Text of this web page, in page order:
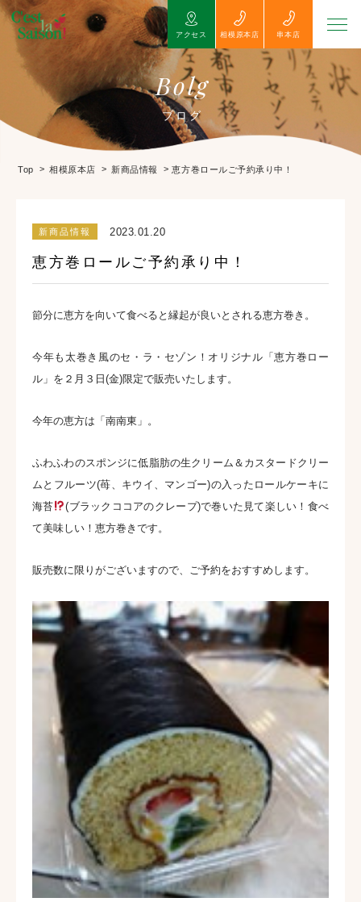
アクセス 相模原本店 串本店
Bolg
ブログ
Top > 相模原本店 > 新商品情報 >恵方巻ロールご予約承り中！
新商品情報 2023.01.20
恵方巻ロールご予約承り中！
節分に恵方を向いて食べると縁起が良いとされる恵方巻き。
今年も太巻き風のセ・ラ・セゾン！オリジナル「恵方巻ロー
ル」を２月３日(金)限定で販売いたします。
今年の恵方は「南南東」。
ふわふわのスポンジに低脂肪の生クリーム＆カスタードクリー
ムとフルーツ(苺、キウイ、マンゴー)の入ったロールケーキに
海苔
(ブラックココアのクレープ)で巻いた見て楽しい！食べ
て美味しい！恵方巻きです。
販売数に限りがございますので、ご予約をおすすめします。